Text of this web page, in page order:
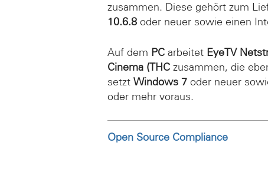
zusammen. Diese gehört zum
10.6.8 oder neuer sowie einen
Auf dem PC arbeitet EyeTV
Cinema (THC zusammen, die
setzt Windows 7 oder neuer
oder mehr voraus.
Open Source Compliance